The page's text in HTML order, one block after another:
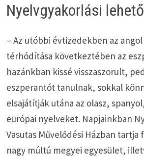
Nyelvgyakorlási
– Az utóbbi évtizedekben az
térhódítása következtében az
hazánkban kissé visszaszorult,
eszperantót tanulnak, sokkal
elsajátítják utána az olasz,
európai nyelveket. Napjainkban
Vasutas Művelődési Házban tartja
nagy múltú megyei egyesület,